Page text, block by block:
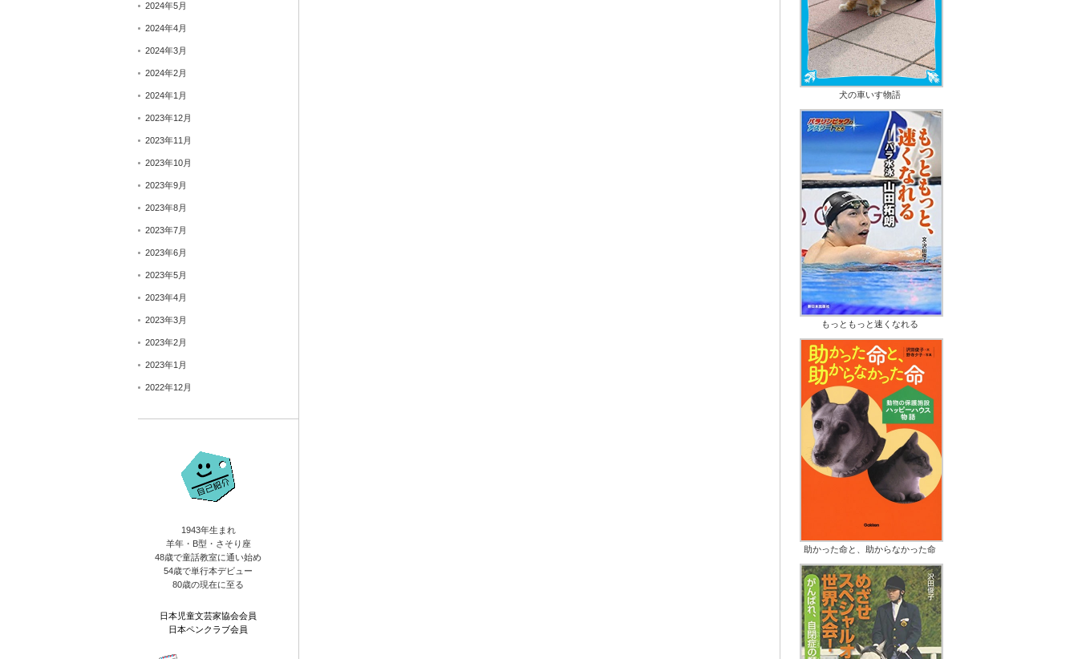
2024年5月
2024年4月
2024年3月
2024年2月
2024年1月
2023年12月
2023年11月
2023年10月
2023年9月
2023年8月
2023年7月
2023年6月
2023年5月
2023年4月
2023年3月
2023年2月
2023年1月
2022年12月
1943年生まれ
羊年・B型・さそり座
48歳で童話教室に通い始め
54歳で単行本デビュー
80歳の現在に至る
日本児童文芸家協会会員
日本ペンクラブ会員
犬の車いす物語
もっともっと速くなれる
助かった命と、助からなかった命